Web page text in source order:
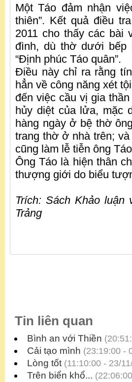
Một Táo đảm nhận
thiên”. Kết quả điều
2011 cho thấy các bài
đình, dù thờ dưới bếp
“Định phúc Táo quân”.
Điều này chỉ ra rằng
hẳn về công năng xét
đến việc cầu vị gia
hủy diệt của lửa, mặc
hàng ngày ở bệ thờ
trang thờ ở nhà trên;
cũng làm lễ tiễn ông
Ông Táo là hiện thân
thượng giới do biểu
Trích: Sách Khảo luận
Trảng
Tin liên quan
Bình an với Thiền
Cải tạo mình (23:19:00 -
Lòng tốt (11:10:00 - 23/
Trên biển khổ...